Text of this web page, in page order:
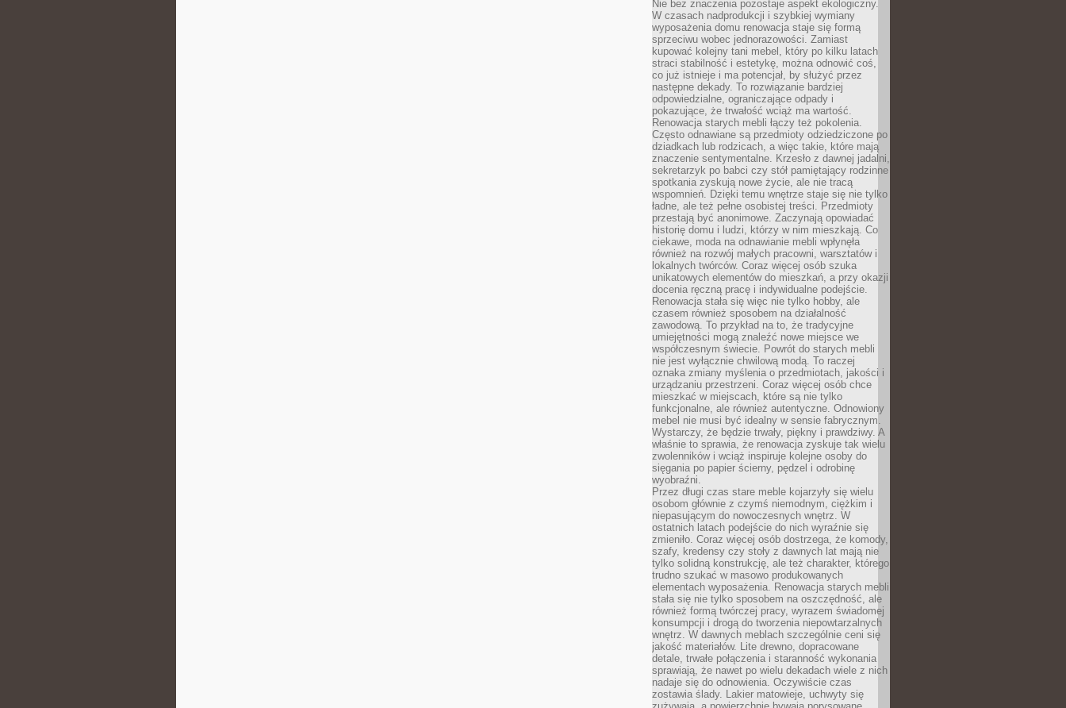
Nie bez znaczenia pozostaje aspekt ekologiczny.
W czasach nadprodukcji i szybkiej wymiany
wyposażenia domu renowacja staje się formą
sprzeciwu wobec jednorazowości. Zamiast
kupować kolejny tani mebel, który po kilku latach
straci stabilność i estetykę, można odnowić coś,
co już istnieje i ma potencjał, by służyć przez
następne dekady. To rozwiązanie bardziej
odpowiedzialne, ograniczające odpady i
pokazujące, że trwałość wciąż ma wartość.
Renowacja starych mebli łączy też pokolenia.
Często odnawiane są przedmioty odziedziczone po
dziadkach lub rodzicach, a więc takie, które mają
znaczenie sentymentalne. Krzesło z dawnej jadalni,
sekretarzyk po babci czy stół pamiętający rodzinne
spotkania zyskują nowe życie, ale nie tracą
wspomnień. Dzięki temu wnętrze staje się nie tylko
ładne, ale też pełne osobistej treści. Przedmioty
przestają być anonimowe. Zaczynają opowiadać
historię domu i ludzi, którzy w nim mieszkają. Co
ciekawe, moda na odnawianie mebli wpłynęła
również na rozwój małych pracowni, warsztatów i
lokalnych twórców. Coraz więcej osób szuka
unikatowych elementów do mieszkań, a przy okazji
docenia ręczną pracę i indywidualne podejście.
Renowacja stała się więc nie tylko hobby, ale
czasem również sposobem na działalność
zawodową. To przykład na to, że tradycyjne
umiejętności mogą znaleźć nowe miejsce we
współczesnym świecie. Powrót do starych mebli
nie jest wyłącznie chwilową modą. To raczej
oznaka zmiany myślenia o przedmiotach, jakości i
urządzaniu przestrzeni. Coraz więcej osób chce
mieszkać w miejscach, które są nie tylko
funkcjonalne, ale również autentyczne. Odnowiony
mebel nie musi być idealny w sensie fabrycznym.
Wystarczy, że będzie trwały, piękny i prawdziwy. A
właśnie to sprawia, że renowacja zyskuje tak wielu
zwolenników i wciąż inspiruje kolejne osoby do
sięgania po papier ścierny, pędzel i odrobinę
wyobraźni.
Przez długi czas stare meble kojarzyły się wielu
osobom głównie z czymś niemodnym, ciężkim i
niepasującym do nowoczesnych wnętrz. W
ostatnich latach podejście do nich wyraźnie się
zmieniło. Coraz więcej osób dostrzega, że komody,
szafy, kredensy czy stoły z dawnych lat mają nie
tylko solidną konstrukcję, ale też charakter, którego
trudno szukać w masowo produkowanych
elementach wyposażenia. Renowacja starych mebli
stała się nie tylko sposobem na oszczędność, ale
również formą twórczej pracy, wyrazem świadomej
konsumpcji i drogą do tworzenia niepowtarzalnych
wnętrz. W dawnych meblach szczególnie ceni się
jakość materiałów. Lite drewno, dopracowane
detale, trwałe połączenia i staranność wykonania
sprawiają, że nawet po wielu dekadach wiele z nich
nadaje się do odnowienia. Oczywiście czas
zostawia ślady. Lakier matowieje, uchwyty się